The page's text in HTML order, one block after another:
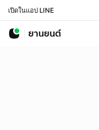
เปิดในแอป LINE
ยานยนต์